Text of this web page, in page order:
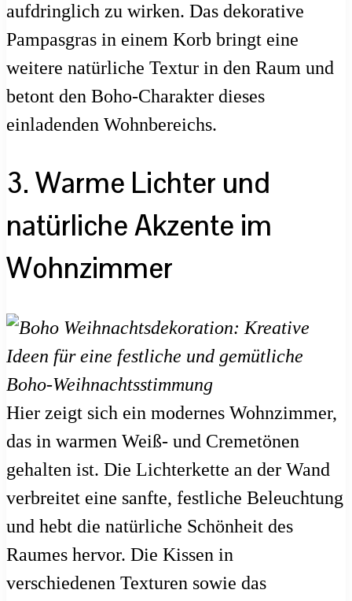
aufdringlich zu wirken. Das dekorative
Pampasgras in einem Korb bringt eine
weitere natürliche Textur in den Raum und
betont den Boho-Charakter dieses
einladenden Wohnbereichs.
3. Warme Lichter und
natürliche Akzente im
Wohnzimmer
Hier zeigt sich ein modernes Wohnzimmer,
das in warmen Weiß- und Cremetönen
gehalten ist. Die Lichterkette an der Wand
verbreitet eine sanfte, festliche Beleuchtung
und hebt die natürliche Schönheit des
Raumes hervor. Die Kissen in
verschiedenen Texturen sowie das